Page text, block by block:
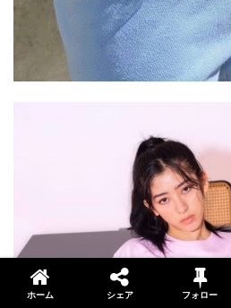
ホーム シェア フォロー